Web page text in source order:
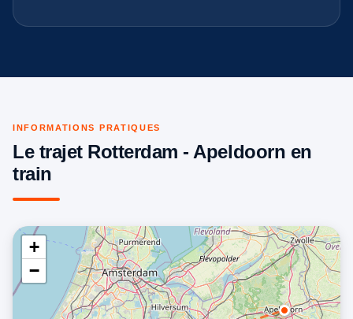
INFORMATIONS PRATIQUES
Le trajet Rotterdam - Apeldoorn en
train
+
−